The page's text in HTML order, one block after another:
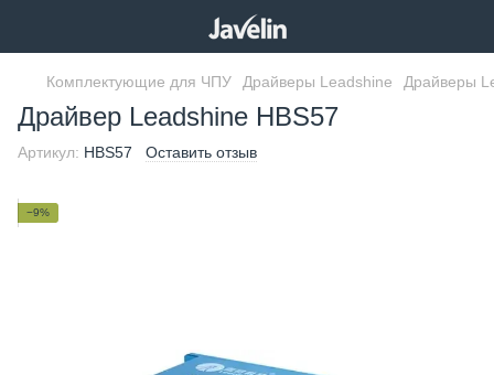
Комплектующие для ЧПУ Драйверы Leadshine Драйверы
Драйвер Leadshine HBS57
Артикул: HBS57 Оставить отзыв
−9%